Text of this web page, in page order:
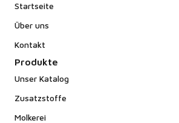
Startseite
Über uns
Kontakt
Produkte
Unser Katalog
Zusatzstoffe
Molkerei